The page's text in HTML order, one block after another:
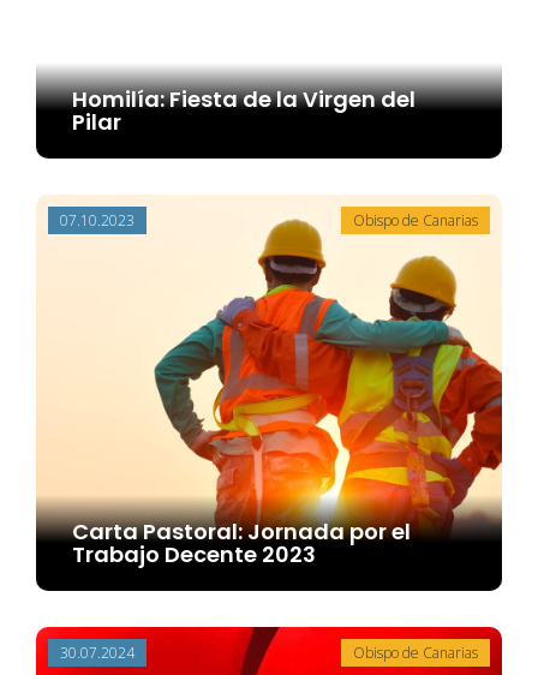
Homilía: Fiesta de la Virgen del
Pilar
07.10.2023 Obispo de Canarias
Carta Pastoral: Jornada por el
Trabajo Decente 2023
30.07.2024 Obispo de Canarias